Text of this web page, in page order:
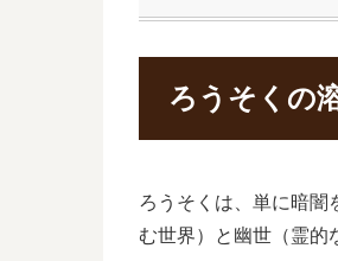
ろうそくの
ろうそくは、単に暗闇
む世界）と幽世（霊的